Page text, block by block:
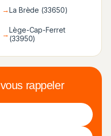
→La Brède (33650)
→Lège-Cap-Ferret
(33950)
vous rappeler